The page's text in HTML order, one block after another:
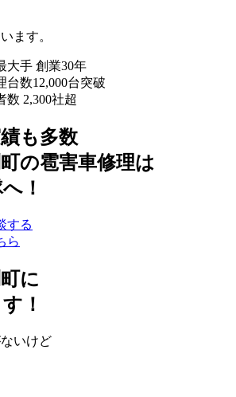
ます。
も多数
の雹害車修理は
！
する
ら
に
！
いけど